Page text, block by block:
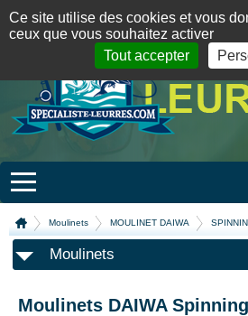
09 72 36 55 01 06 08 07 98 87
Moulinets MOULINET DAIWA
Moulinets
Moulinets DAIWA
Panneau de gestion des cookies
Ce site utilise des cookies et vous
ceux que vous souhaitez activer
Tout accepter